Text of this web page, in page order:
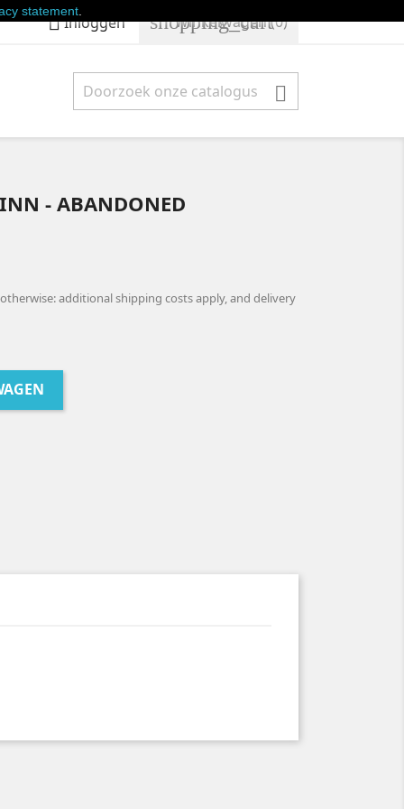
Inloggen shopping_cart
Winkelwagen(0)

- ABANDONED
additional shipping costs apply, and delivery
statement.